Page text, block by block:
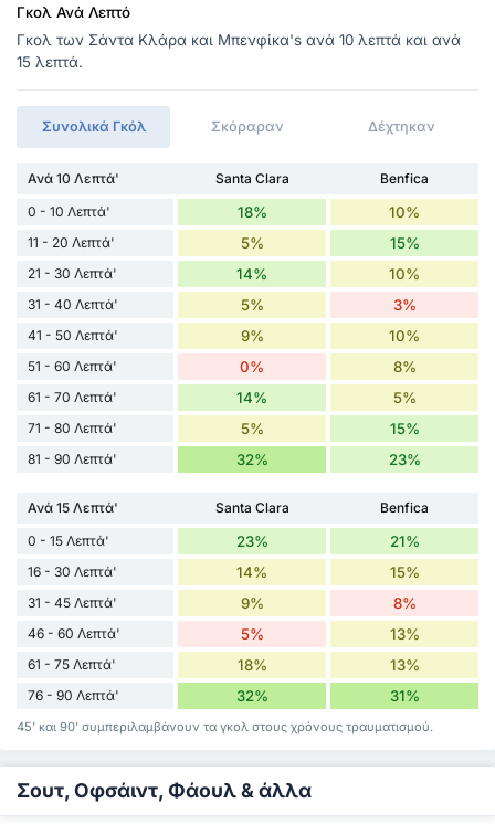
Γκολ Ανά Λεπτό
Γκολ των Σάντα Κλάρα και Μπενφίκα's ανά 10 λεπτά και ανά
15 λεπτά.
Συνολικά Γκόλ Σκόραραν Δέχτηκαν
Ανά 10 Λεπτά' Santa Clara
Benfica
0 - 10 Λεπτά'
18% 10%
11 - 20 Λεπτά' 5% 15%
21 - 30 Λεπτά' 14% 10%
31 - 40 Λεπτά' 5% 3%
41 - 50 Λεπτά' 9% 10%
51 - 60 Λεπτά' 0% 8%
61 - 70 Λεπτά' 14% 5%
71 - 80 Λεπτά' 5% 15%
81 - 90 Λεπτά' 32% 23%
Ανά 15 Λεπτά' Santa Clara
Benfica
0 - 15 Λεπτά'
23% 21%
16 - 30 Λεπτά' 14% 15%
31 - 45 Λεπτά' 9% 8%
46 - 60 Λεπτά' 5% 13%
61 - 75 Λεπτά' 18% 13%
76 - 90 Λεπτά' 32% 31%
45' και 90' συμπεριλαμβάνουν τα γκολ στους χρόνους τραυματισμού.
Σουτ, Οφσάιντ, Φάουλ & άλλα